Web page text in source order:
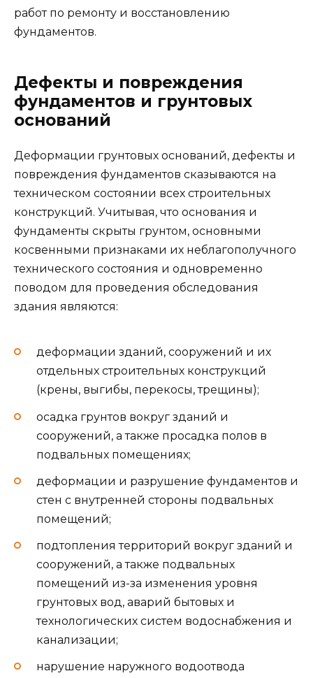
работ по ремонту и восстановлению
фундаментов.
Дефекты и повреждения
фундаментов и грунтовых
оснований
Деформации грунтовых оснований, дефекты и
повреждения фундаментов сказываются на
техническом состоянии всех строительных
конструкций. Учитывая, что основания и
фундаменты скрыты грунтом, основными
косвенными признаками их неблагополучного
технического состояния и одновременно
поводом для проведения обследования
здания являются:
деформации зданий, сооружений и их
отдельных строительных конструкций
(крены, выгибы, перекосы, трещины);
осадка грунтов вокруг зданий и
сооружений, а также просадка полов в
подвальных помещениях;
деформации и разрушение фундаментов и
стен с внутренней стороны подвальных
помещений;
подтопления территорий вокруг зданий и
сооружений, а также подвальных
помещений из-за изменения уровня
грунтовых вод, аварий бытовых и
технологических систем водоснабжения и
канализации;
нарушение наружного водоотвода